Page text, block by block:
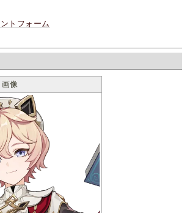
トフォーム
画像